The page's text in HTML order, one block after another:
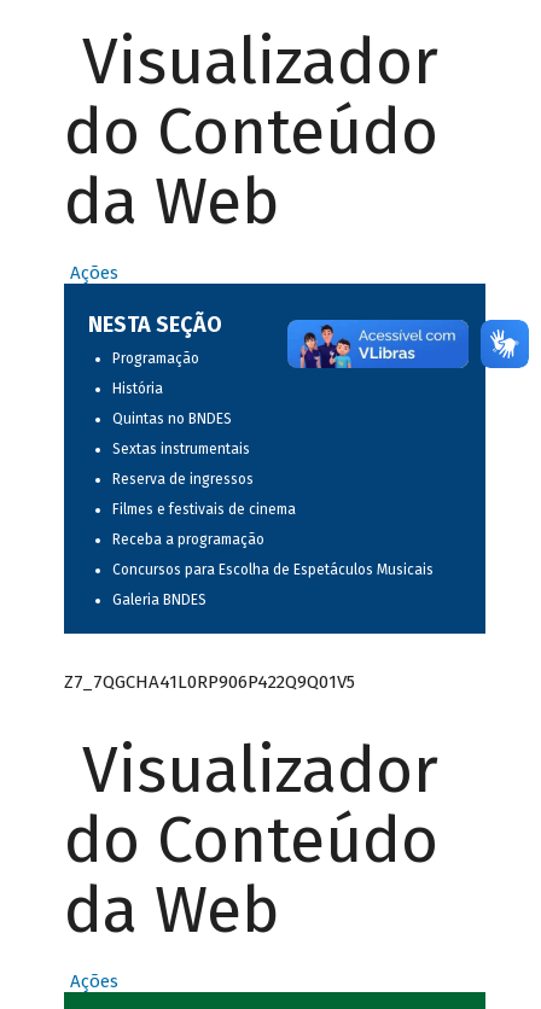
Visualizador
do Conteúdo
da Web
Ações
NESTA SEÇÃO
Programação
História
Quintas no BNDES
Sextas instrumentais
Reserva de ingressos
Filmes e festivais de cinema
Receba a programação
Concursos para Escolha de Espetáculos Musicais
Galeria BNDES
Z7_7QGCHA41L0RP906P422Q9Q01V5
Visualizador
do Conteúdo
da Web
Ações